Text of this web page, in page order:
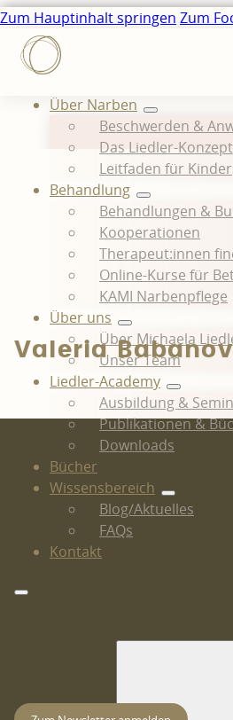
Zum Hauptinhalt springen Zum
Über Narben
Beschwerden &
Das Liedler-Konzept
Leitfaden für Kinder
Behandlung
Behandlungen &
Kooperationen
Therapeut:innen
Online-Kurse für
KAMI Narbenpflege
Über uns
Über Michaela
Unser Team
Liedler-Academy
Ausbildung &
Publikationen &
Downloads
Bücher
Wissensbereich
Blog/Aktuelles
FAQs
Kontakt
Valeria